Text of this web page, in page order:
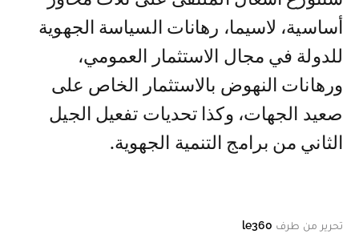
أساسية، لاسيما، رهانات السياسة الجهوية
للدولة في مجال الاستثمار العمومي،
ورهانات النهوض بالاستثمار الخاص على
صعيد الجهات، وكذا تحديات تفعيل الجيل
الثاني من برامج التنمية الجهوية.
تحرير من طرف le360